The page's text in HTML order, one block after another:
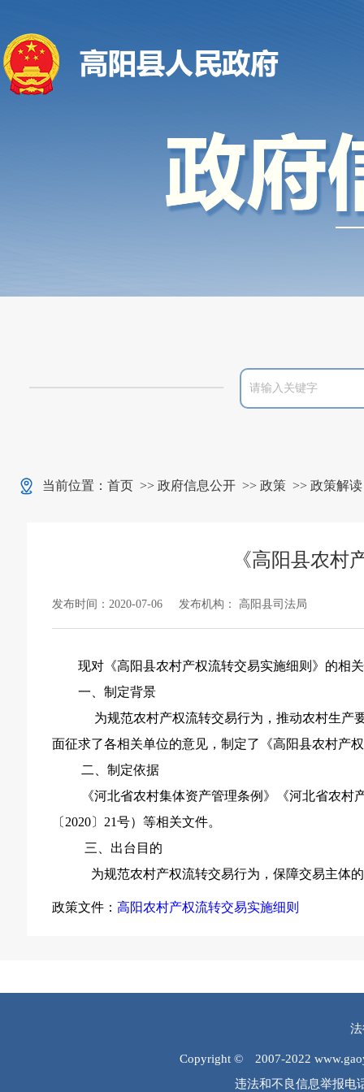
当前位置： 首页 >> 政府信息公开 >> 政策 >> 政策解读
《高阳县农村
发布时间：2020-07-06 发布机构： 高阳县司法局
现对《高阳县农村产权流转交易实施细则》的相
一、制定背景
为规范农村产权流转交易行为，推动农村生产
面征求了各相关单位的意见，制定了《高阳县农村产
二、制定依据
《河北省农村集体资产管理条例》《河北省农
〔2020〕21号）等相关文件。
三、出台目的
为规范农村产权流转交易行为，保障交易主体
政策文件：高阳农村产权流转交易实施细则
Copyright © 2007-2022
违法和不良信息举报电